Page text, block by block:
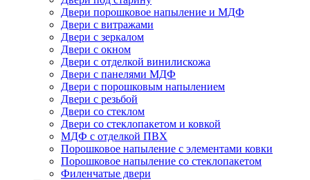
Двери порошковое напыление и МДФ
Двери с витражами
Двери с зеркалом
Двери с окном
Двери с отделкой винилискожа
Двери с панелями МДФ
Двери с порошковым напылением
Двери с резьбой
Двери со стеклом
Двери со стеклопакетом и ковкой
МДФ с отделкой ПВХ
Порошковое напыление с элементами ковки
Порошковое напыление со стеклопакетом
Филенчатые двери